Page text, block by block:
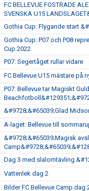
FC BELLEVUE FOSTRADE
SVENSKA U15
Gothia Cup: Flygande start
Gothia Cup: P07 och P08
Cup 2022
P07: Segertåget rullar vidare
FC Bellevue U15 mästare på
P07: Bellevue tar Magiskt
&#9728;&#65039;Glad
A-laget: Bellevue till
&#9728;&#65039;Magisk
Dag 3 med slalomtävling
Vattenlek dag 2
Bilder FC Bellevue Camp dag